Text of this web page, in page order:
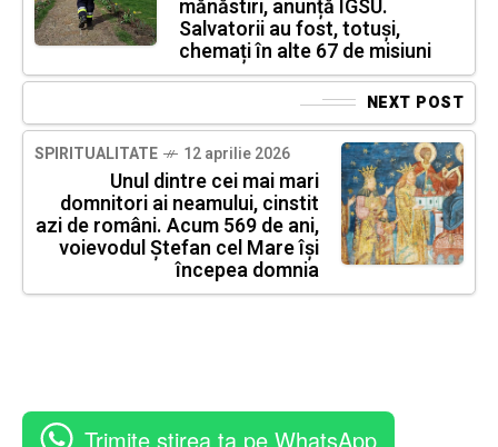
mănăstiri, anunță IGSU.
Salvatorii au fost, totuși,
chemați în alte 67 de misiuni
NEXT POST
SPIRITUALITATE 12 aprilie 2026
Unul dintre cei mai mari
domnitori ai neamului, cinstit
azi de români. Acum 569 de ani,
voievodul Ștefan cel Mare își
începea domnia
Trimite știrea ta pe WhatsApp